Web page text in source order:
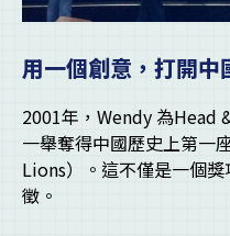
用一個創意，打開中
2001年，Wendy 為Head
一舉奪得中國歷史上第一
Lions）。這不僅是一個
徵。